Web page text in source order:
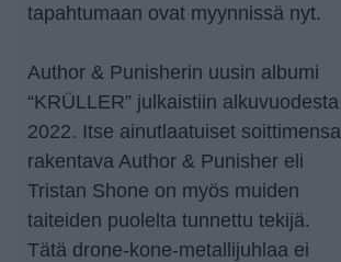
tapahtumaan ovat myynnissä nyt.
Author & Punisherin uusin albumi
“KRÜLLER” julkaistiin alkuvuodesta
2022. Itse ainutlaatuiset soittimensa
rakentava Author & Punisher eli
Tristan Shone on myös muiden
taiteiden puolelta tunnettu tekijä.
Tätä drone-kone-metallijuhlaa ei